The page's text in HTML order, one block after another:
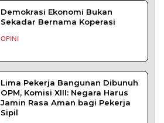
Demokrasi Ekonomi Bukan
Sekadar Bernama Koperasi
OPINI
Lima Pekerja Bangunan Dibunuh
OPM, Komisi XIII: Negara Harus
Jamin Rasa Aman bagi Pekerja
Sipil